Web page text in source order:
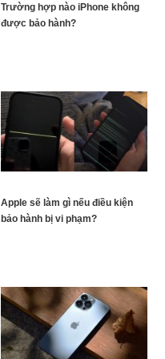
Trường hợp nào iPhone không
được bảo hành?
Apple sẽ làm gì nếu điều kiện
bảo hành bị vi phạm?